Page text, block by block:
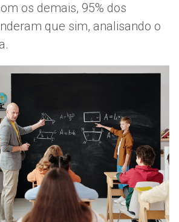
os demais, 95% dos
que sim, analisando o